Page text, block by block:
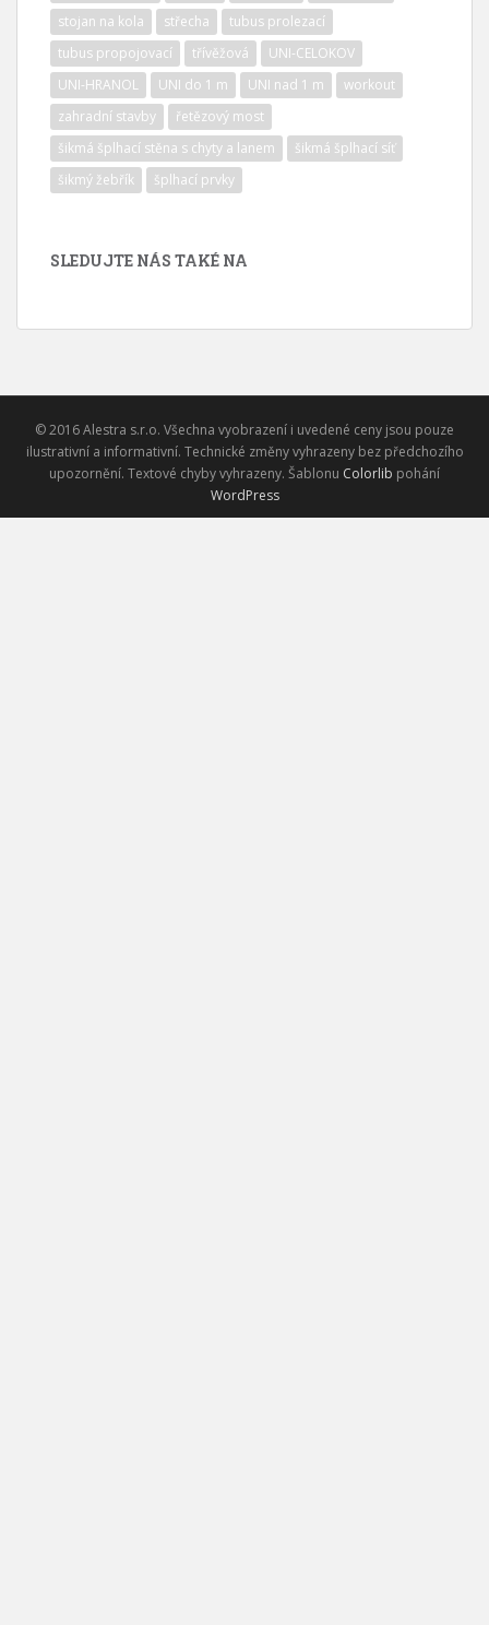
stojan na kola
střecha
tubus prolezací
tubus propojovací
třívěžová
UNI-CELOKOV
UNI-HRANOL
UNI do 1 m UNI nad 1 m
workout
zahradní stavby
řetězový most
šikmá šplhací stěna s chyty a lanem
šikmá šplhací síť
šikmý žebřík
šplhací prvky
SLEDUJTE NÁS TAKÉ NA
© 2016 Alestra s.r.o. Všechna vyobrazení i uvedené ceny jsou pouze
ilustrativní a informativní. Technické změny vyhrazeny bez předchozího
upozornění. Textové chyby vyhrazeny. Šablonu Colorlib pohání
WordPress